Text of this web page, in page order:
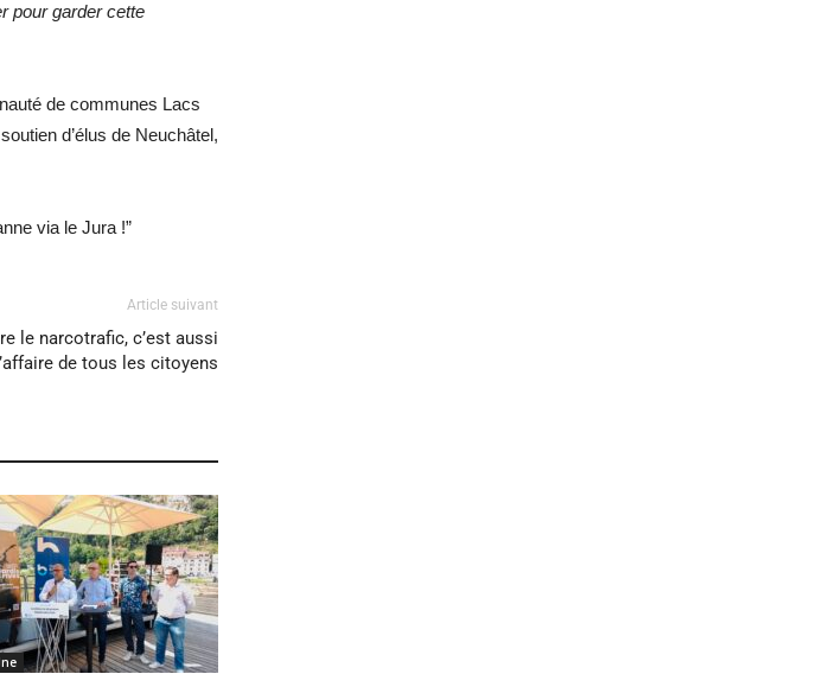
pour garder cette
de communes Lacs
d’élus de Neuchâtel,
via le Jura !”
Article suivant
le narcotrafic, c’est aussi
l’affaire de tous les citoyens